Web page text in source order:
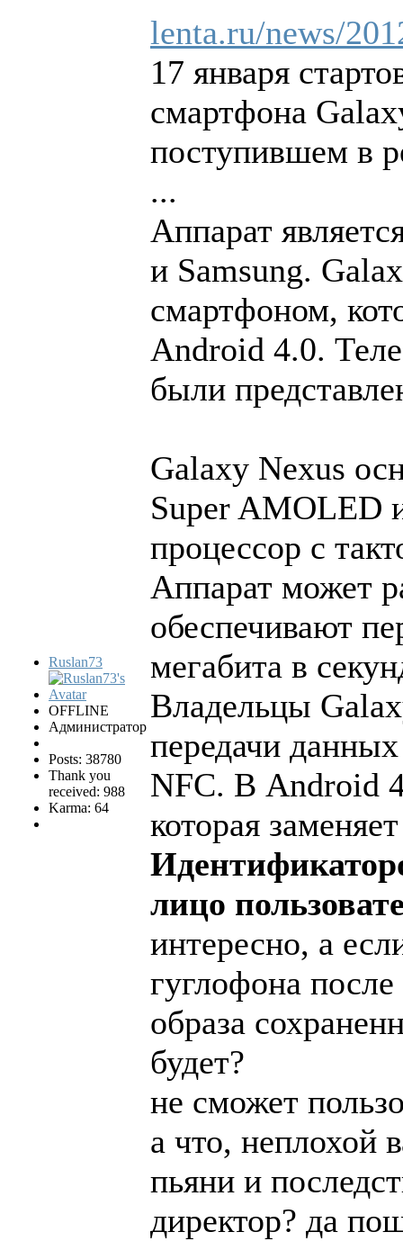
Ruslan73
OFFLINE
Администратор
Posts: 38780
Thank you
received: 988
Karma: 64
lenta.ru/news/
17 января
смартфона
поступившем в
...
Аппарат
и Samsung.
смартфоном,
Android 4.0.
были
Galaxy Nexus
Super AMOLED
процессор с
Аппарат может
обеспечивают
мегабита в
Владельцы
передачи
NFC. В Android
которая
лицо
интересно, а
гуглофона после
образа
будет?
не сможет
а что, неплохой
пьяни и
директор? да